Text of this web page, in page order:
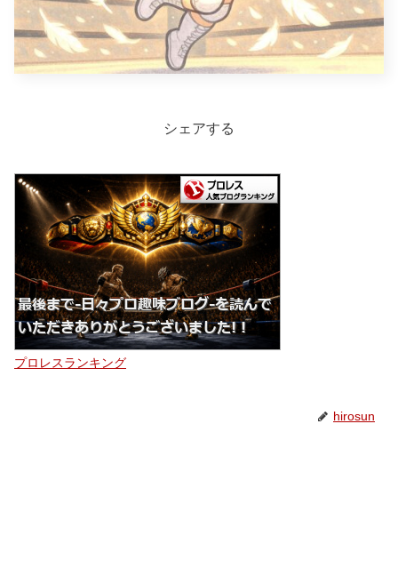
シェアする
プロレスランキング
hirosun